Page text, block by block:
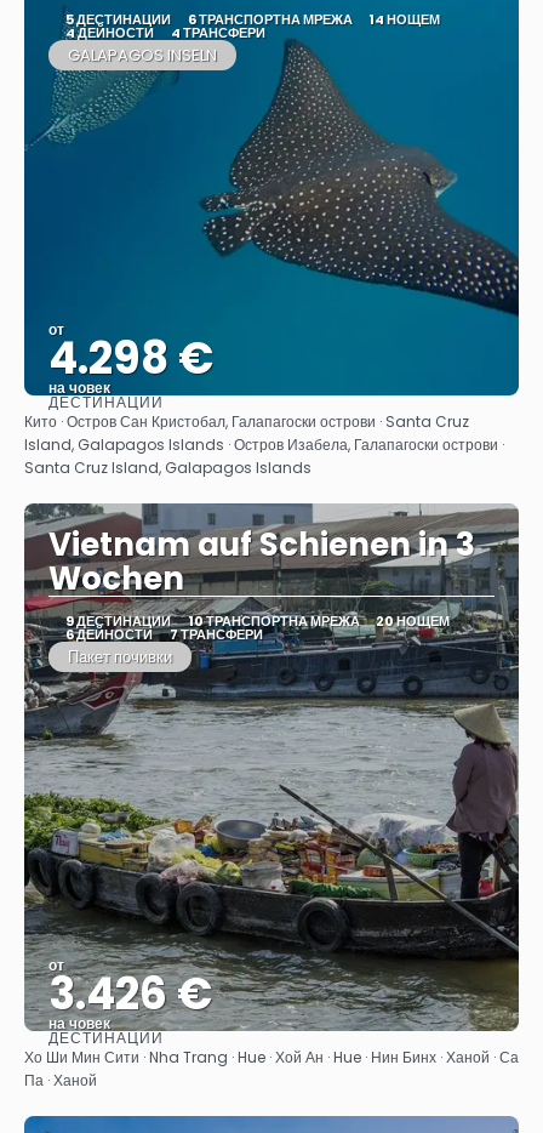
5 ДЕСТИНАЦИИ 6 ТРАНСПОРТНА МРЕЖА 14 НОЩЕМ
4 ДЕЙНОСТИ 4 ТРАНСФЕРИ
GALAPAGOS INSELN
от
4.298 €
на човек
Вижте
ДЕСТИНАЦИИ
Кито · Остров Сан Кристобал, Галапагоски острови · Santa Cruz
Island, Galapagos Islands · Остров Изабела, Галапагоски острови ·
Santa Cruz Island, Galapagos Islands
Vietnam auf Schienen in 3
Wochen
9 ДЕСТИНАЦИИ 10 ТРАНСПОРТНА МРЕЖА 20 НОЩЕМ
6 ДЕЙНОСТИ 7 ТРАНСФЕРИ
Пакет почивки
от
3.426 €
на човек
Вижте
ДЕСТИНАЦИИ
Хо Ши Мин Сити · Nha Trang · Hue · Хой Ан · Hue · Нин Бинх · Ханой · Са
Па · Ханой